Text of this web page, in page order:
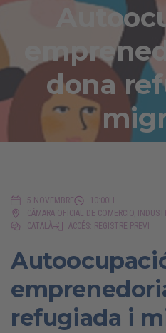
dona
5 NOVEMBRE
10:00H
CÁMARA OFICIAL DE COMERCIO,
CATALÀ
ACCÉS: REGISTRE PREVI
refugiada i